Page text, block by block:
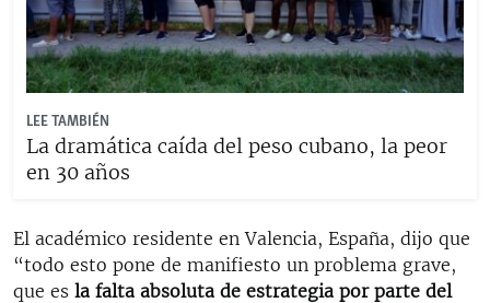
LEE TAMBIÉN
La dramática caída del peso cubano, la peor
en 30 años
El académico residente en Valencia, España, dijo que
“todo esto pone de manifiesto un problema grave,
que es la falta absoluta de estrategia por parte del